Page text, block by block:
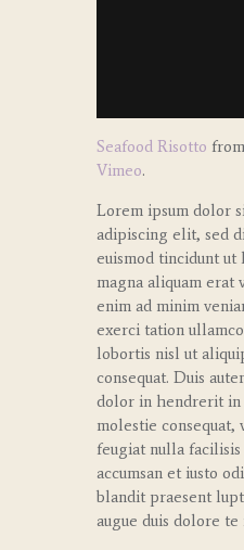
Seafood Risotto from
Vimeo.
Lorem ipsum dolor
adipiscing elit, sed
euismod tincidunt
magna aliquam erat
enim ad minim
exerci tation
lobortis nisl ut
consequat. Duis
dolor in hendrerit in
molestie
feugiat nulla
accumsan et iusto
blandit praesent
augue duis dolore